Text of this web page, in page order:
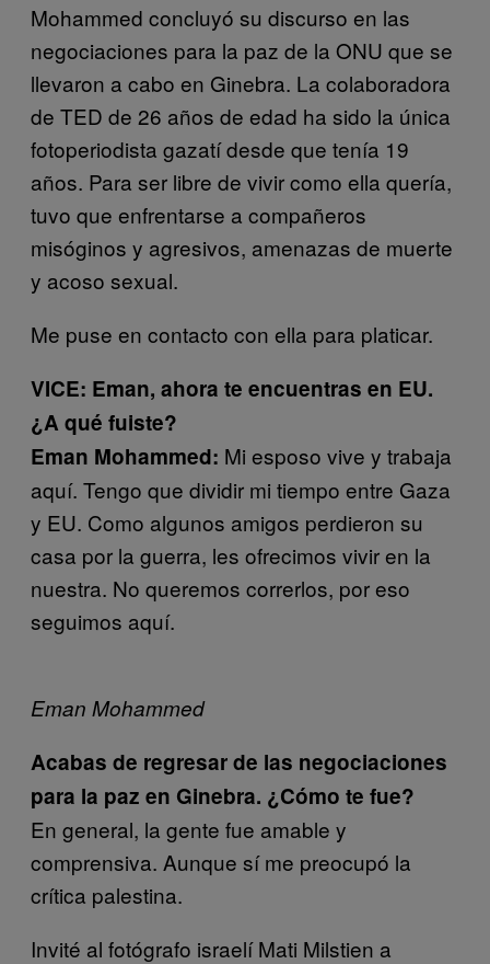
Mohammed concluyó su discurso en las
negociaciones para la paz de la ONU que se
llevaron a cabo en Ginebra. La colaboradora
de TED de 26 años de edad ha sido la única
fotoperiodista gazatí desde que tenía 19
años. Para ser libre de vivir como ella quería,
tuvo que enfrentarse a compañeros
misóginos y agresivos, amenazas de muerte
y acoso sexual.
Me puse en contacto con ella para platicar.
VICE: Eman, ahora te encuentras en EU.
¿A qué fuiste?
Eman Mohammed: Mi esposo vive y trabaja
aquí. Tengo que dividir mi tiempo entre Gaza
y EU. Como algunos amigos perdieron su
casa por la guerra, les ofrecimos vivir en la
nuestra. No queremos correrlos, por eso
seguimos aquí.
Eman Mohammed
Acabas de regresar de las negociaciones
para la paz en Ginebra. ¿Cómo te fue?
En general, la gente fue amable y
comprensiva. Aunque sí me preocupó la
crítica palestina.
Invité al fotógrafo israelí Mati Milstien a